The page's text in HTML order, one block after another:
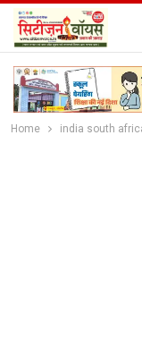
Home india south